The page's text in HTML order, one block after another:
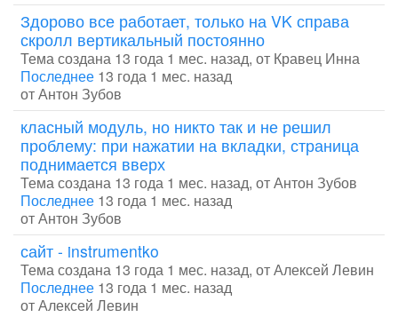
Здорово все работает, только на VK справа
скролл вертикальный постоянно
Тема создана 13 года 1 мес. назад, от Кравец Инна
Последнее 13 года 1 мес. назад
отАнтон Зубов
класный модуль, но никто так и не решил
проблему: при нажатии на вкладки, страница
поднимается вверх
Тема создана 13 года 1 мес. назад, отАнтон Зубов
Последнее 13 года 1 мес. назад
отАнтон Зубов
сайт - instrumentko
Тема создана 13 года 1 мес. назад, отАлексей Левин
Последнее 13 года 1 мес. назад
отАлексей Левин